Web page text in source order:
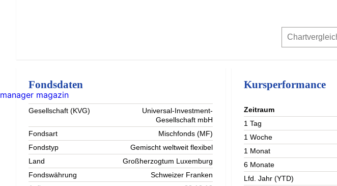
Fondsdaten
Gesellschaft (KVG)
Universal-Investment-
Gesellschaft mbH
Fondsart
Mischfonds (MF)
Fondstyp
Gemischt weltweit flexibel
Land
Großherzogtum Luxemburg
Fondswährung
Schweizer Franken
Kursperformance
Zeitraum
1 Tag
1 Woche
1 Monat
6 Monate
Lfd. Jahr (YTD)
manager magazin